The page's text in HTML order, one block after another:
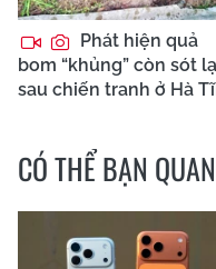
Phát hiện quả
bom “khủng” còn sót
sau chiến tranh ở Hà
CÓ THỂ BẠN